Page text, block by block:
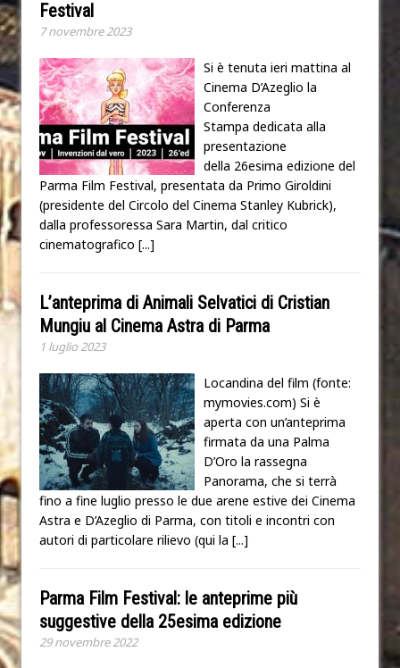
Festival
7 novembre 2023
Si è tenuta ieri mattina al
Cinema D’Azeglio la
Conferenza
Stampa dedicata alla
presentazione
della 26esima edizione del
Parma Film Festival, presentata da Primo Giroldini
(presidente del Circolo del Cinema Stanley Kubrick),
dalla professoressa Sara Martin, dal critico
cinematografico [...]
L’anteprima di Animali Selvatici di Cristian
Mungiu al Cinema Astra di Parma
1 luglio 2023
Locandina del film (fonte:
mymovies.com) Si è
aperta con un’anteprima
firmata da una Palma
D’Oro la rassegna
Panorama, che si terrà
fino a fine luglio presso le due arene estive dei Cinema
Astra e D’Azeglio di Parma, con titoli e incontri con
autori di particolare rilievo (qui la [...]
Parma Film Festival: le anteprime più
suggestive della 25esima edizione
29 novembre 2022